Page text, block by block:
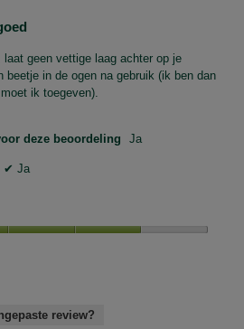
laat geen vettige laag achter op je
beetje in de ogen na gebruik (ik ben dan
ik toegeven).
deze beoordeling Ja
✔ Ja
review?